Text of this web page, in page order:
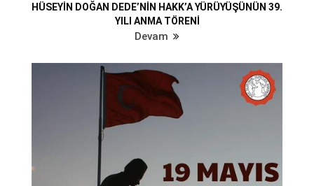
HÜSEYİN DOĞAN DEDE’NİN HAKK’A YÜRÜYÜŞÜNÜN 39.
YILI ANMA TÖRENİ
Devam